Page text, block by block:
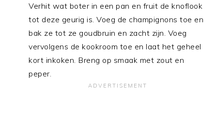
Verhit wat boter in een pan en fruit de knoflook
tot deze geurig is. Voeg de champignons toe en
bak ze tot ze goudbruin en zacht zijn. Voeg
vervolgens de kookroom toe en laat het geheel
kort inkoken. Breng op smaak met zout en
peper.